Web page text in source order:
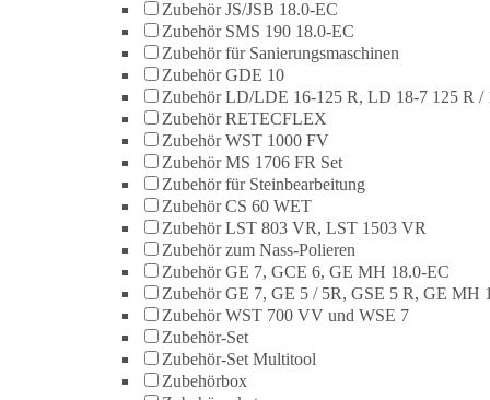
Zubehör JS/JSB 18.0-EC
Zubehör SMS 190 18.0-EC
Zubehör für Sanierungsmaschinen
Zubehör GDE 10
Zubehör LD/LDE 16-125 R, LD 18-7 125 R /
Zubehör RETECFLEX
Zubehör WST 1000 FV
Zubehör MS 1706 FR Set
Zubehör für Steinbearbeitung
Zubehör CS 60 WET
Zubehör LST 803 VR, LST 1503 VR
Zubehör zum Nass-Polieren
Zubehör GE 7, GCE 6, GE MH 18.0-EC
Zubehör GE 7, GE 5 / 5R, GSE 5 R, GE MH
Zubehör WST 700 VV und WSE 7
Zubehör-Set
Zubehör-Set Multitool
Zubehörbox